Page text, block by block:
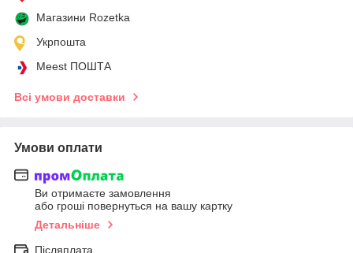
Магазини Rozetka
Укрпошта
Meest ПОШТА
Всі умови доставки
Умови оплати
Ви отримаєте замовлення
або гроші повернуться на вашу картку
Детальніше
Післяплата